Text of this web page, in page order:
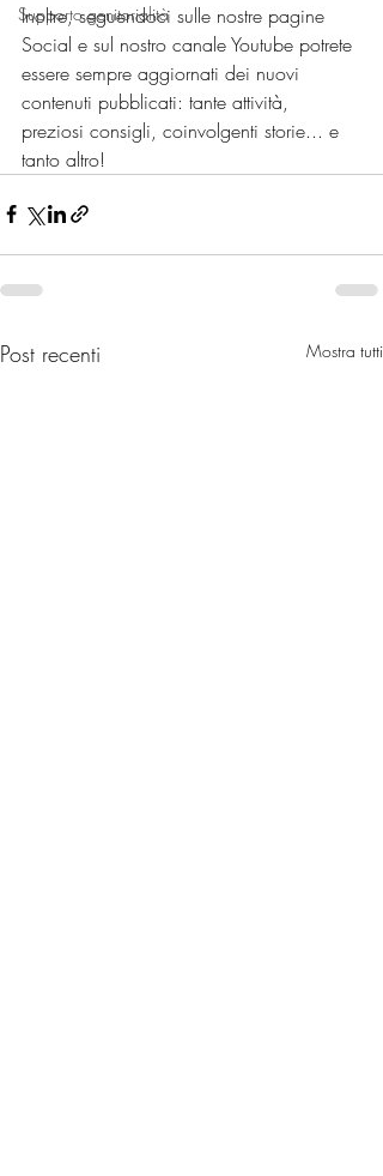
Supporto genitorialità
Inoltre, seguendoci sulle nostre pagine
Social e sul nostro canale Youtube potrete
essere sempre aggiornati dei nuovi
contenuti pubblicati: tante attività,
preziosi consigli, coinvolgenti storie... e
tanto altro!
Post recenti Mostra tutti